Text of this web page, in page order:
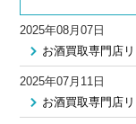
2025年08月07日
お酒買取専門店
2025年07月11日
お酒買取専門店